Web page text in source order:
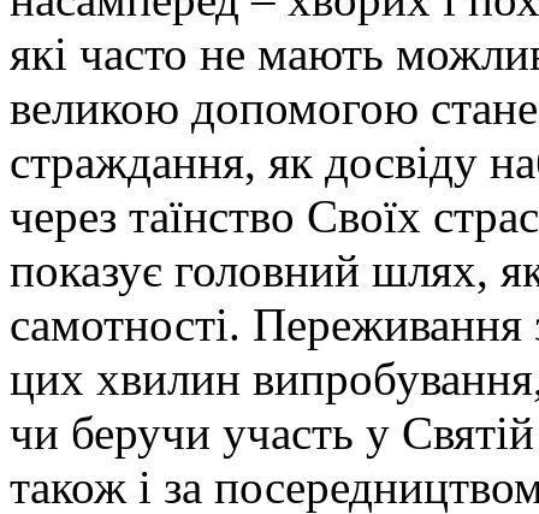
які часто не мають
великою допомогою
страждання, як досвіду
через таїнство Своїх
показує головний шлях,
самотності.
цих хвилин
чи беручи участь у
також і за